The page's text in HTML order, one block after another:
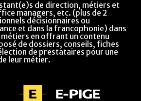
de direction, métiers et
managers, etc. (plus de 2
décisionnaires ou
et dans la francophonie) dans
métiers en offrant un contenu
de dossiers, conseils, fiches
de prestataires pour une
leur métier.